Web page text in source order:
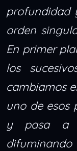
profundidad
orden
En primer
los
cambiamos
uno de esos
y pasa a